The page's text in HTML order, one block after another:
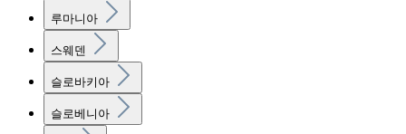
루마니아
스웨덴
슬로바키아
슬로베니아